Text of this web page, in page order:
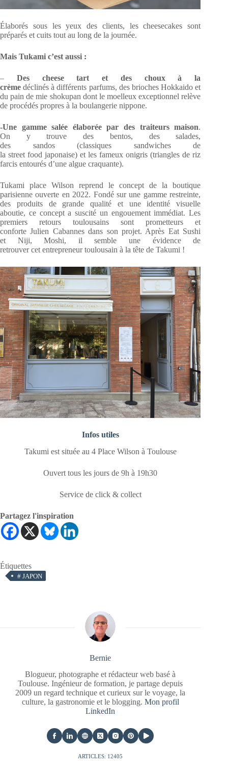
Élaborés sous les yeux des clients, les cheesecakes sont
préparés et cuits tout au long de la journée.
Mais Tukami c’est aussi :
– Des cheese tart et des choux à la
crème déclinés à différents parfums, des brioches Hokkaido et
du pain de mie shokupan dont le moelleux exceptionnel relève
de procédés propres à la boulangerie nippone.
-Une gamme salée élaborée par des traiteurs maison.
On y trouve des bentos, des salades,
des sandos (classiques sandwiches de
la street food japonaise) et les fameux onigris (triangles de riz
farcis entourés d’une algue craquante).
Tukami place Wilson reprend le concept de la boutique
parisienne ouverte en 2022. Fondé sur une gamme restreinte,
des produits de grande qualité et une identité visuelle
aboutie, ce concept a suscité un engouement immédiat. Les
premiers retours toulousains sont prometteurs et
conforte Julien Cabannes dans son projet. Après Eat Sushi
et Niji, Moshi, il semble une évidence de
retrouver cet entrepreneur toulousain à la tête de Takumi !
Infos utiles
Takumi est située au 4 Place Wilson à Toulouse
Ouvert tous les jours de 9h à 19h30
Service de click & collect
Partagez l'inspiration
Étiquettes
# JAPON
Bernie
Blogueur, photographe et rédacteur web basé à
Toulouse. Ingénieur de formation, je partage depuis
2009 un regard technique et curieux sur le voyage, la
culture, la gastronomie et le blogging. Mon profil
LinkedIn
ARTICLES: 12405